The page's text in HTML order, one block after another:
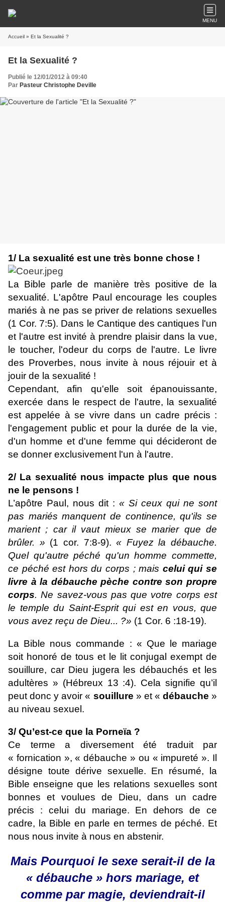
MENU
Accueil » Et la Sexualité ?
Et la Sexualité ?
Publié le 12/01/2012 à 09:40
Par Pasteur Christophe Deville
1/ La sexualité est une très bonne chose !
La Bible parle de manière très positive de la
sexualité. L'apôtre Paul encourage les couples
mariés à ne pas se priver de relations sexuelles
(1 Cor. 7:5). Dans le Cantique des cantiques l'un
et l'autre est invité à prendre plaisir dans la vue,
le toucher, l'odeur du corps de l'autre. Le livre
des Proverbes, nous invite à nous réjouir et à
jouir de la sexualité !
Cependant, afin qu'elle soit épanouissante,
exercée dans le respect de l'autre, la sexualité
est appelée à se vivre dans un cadre précis :
l'engagement public et pour la durée de la vie,
d'un homme et d'une femme qui décideront de
se donner exclusivement l'un à l'autre.
2/ La sexualité nous impacte plus que nous
ne le pensons !
L’apôtre Paul, nous dit : « Si ceux qui ne sont
pas mariés manquent de continence, qu'ils se
marient ; car il vaut mieux se marier que de
brûler. » (1 cor. 7:8-9).« Fuyez la débauche.
Quel qu'autre péché qu'un homme commette,
ce péché est hors du corps ; mais celui qui se
livre à la débauche pèche contre son propre
corps. Ne savez-vous pas que votre corps est
le temple du Saint-Esprit qui est en vous, que
vous avez reçu de Dieu... ?» (1 Cor. 6 :18-19).
La Bible nous commande : « Que le mariage
soit honoré de tous et le lit conjugal exempt de
souillure, car Dieu jugera les débauchés et les
adultères » (Hébreux 13 :4). Cela signifie qu’il
peut donc y avoir « souillure » et « débauche »
au niveau sexuel.
3/ Qu’est-ce que la Porneïa ?
Ce terme a diversement été traduit par
« fornication », « débauche » ou « impureté ». Il
désigne toute dérive sexuelle. En résumé, la
Bible enseigne que les relations sexuelles sont
bonnes et voulues de Dieu, dans un cadre
précis : celui du mariage. En dehors de ce
cadre, la Bible en parle en termes de péché. Et
nous nous invite à nous en abstenir.
Mais Pourquoi le sexe serait-il de la
« débauche » hors mariage, et
comme par magie, deviendrait-il